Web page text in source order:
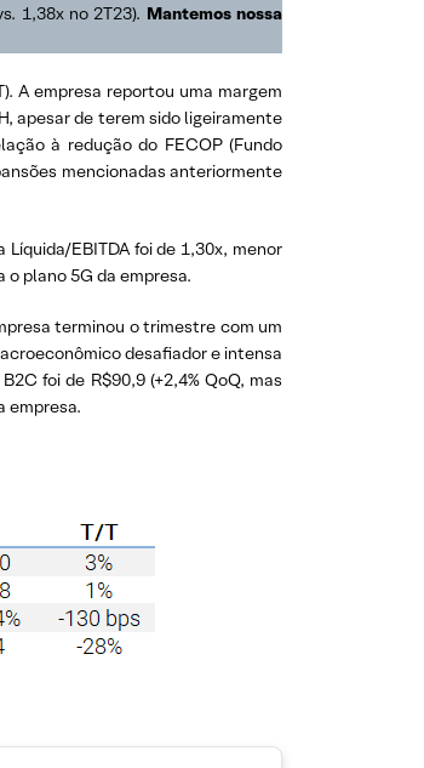
1,38x no 2T23). Mantemos nossa
A empresa reportou uma margem
apesar de terem sido ligeiramente
à redução do FECOP (Fundo
mencionadas anteriormente
EBITDA foi de 1,30x, menor
o plano 5G da empresa.
terminou o trimestre com um
desafiador e intensa
foi de R$90,9 (+2,4% QoQ, mas
empresa.